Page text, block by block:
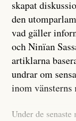
skapat
den
vad gäller
och Ninïan
artiklarna
undrar om
inom vänsterns
Under de